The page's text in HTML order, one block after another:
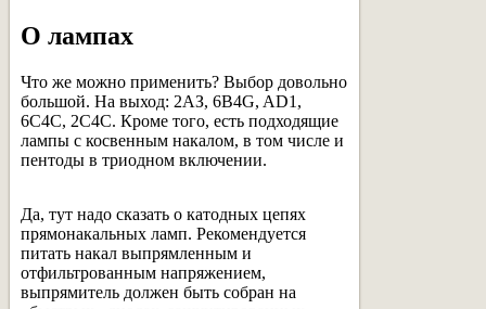
О лампах
Что же можно применить? Выбор довольно
большой. На выход: 2АЗ, 6B4G, AD1,
6С4С, 2С4С. Кроме того, есть подходящие
лампы с косвенным накалом, в том числе и
пентоды в триодном включении.
Да, тут надо сказать о катодных цепях
прямонакальных ламп. Рекомендуется
питать накал выпрямленным и
отфильтрованным напряжением,
выпрямитель должен быть собран на